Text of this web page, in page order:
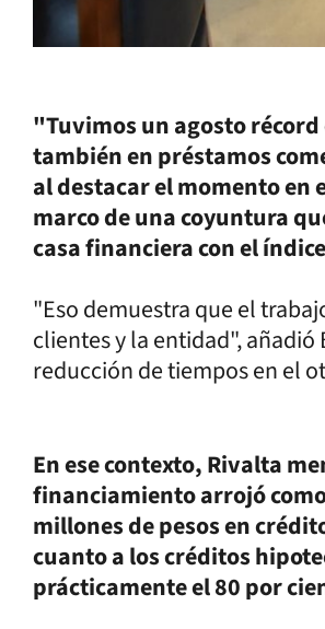
"Tuvimos un agosto
también en préstamos
al destacar el momento en
marco de una coyuntura
casa financiera con el
"Eso demuestra que el
clientes y la entidad",
reducción de tiempos en el
En ese contexto, Rivalta
financiamiento arrojó
millones de pesos en
cuanto a los créditos
prácticamente el 80 por